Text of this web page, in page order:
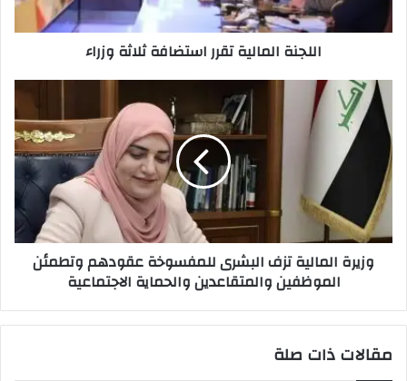
اللجنة المالية تقرر استضافة ثلاثة وزراء
وزيرة
المالية
تزف
البشرى
للمفسوخة
عقودهم
وتطمئن
الموظفين
والمتقاعدين
والحماية
وزيرة المالية تزف البشرى للمفسوخة عقودهم وتطمئن
الموظفين والمتقاعدين والحماية الاجتماعية
مقالات ذات صلة